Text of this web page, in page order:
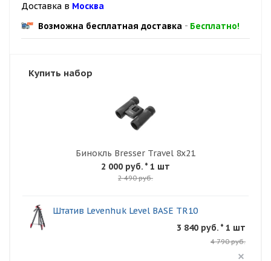
Доставка в Москва
Возможна бесплатная доставка - Бесплатно!
Купить набор
Бинокль Bresser Travel 8x21
2 000 руб. * 1 шт
2 490 руб.
Штатив Levenhuk Level BASE TR10
3 840 руб. * 1 шт
4 790 руб.